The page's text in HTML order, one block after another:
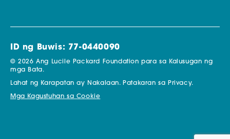
ID ng Buwis: 77-0440090
© 2026 Ang Lucile Packard Foundation para sa Kalusugan ng
mga Bata.
Lahat ng Karapatan ay Nakalaan. Patakaran sa Privacy.
Mga Kagustuhan sa Cookie